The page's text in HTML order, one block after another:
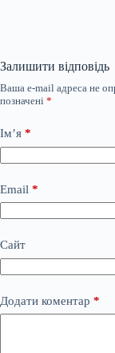
Залишити відповідь
Ваша e-mail адреса не
позначені *
Ім’я *
Email *
Сайт
Додати коментар *